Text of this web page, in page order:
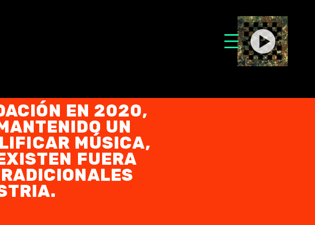
EN 2020,
UN
MÚSICA,
FUERA